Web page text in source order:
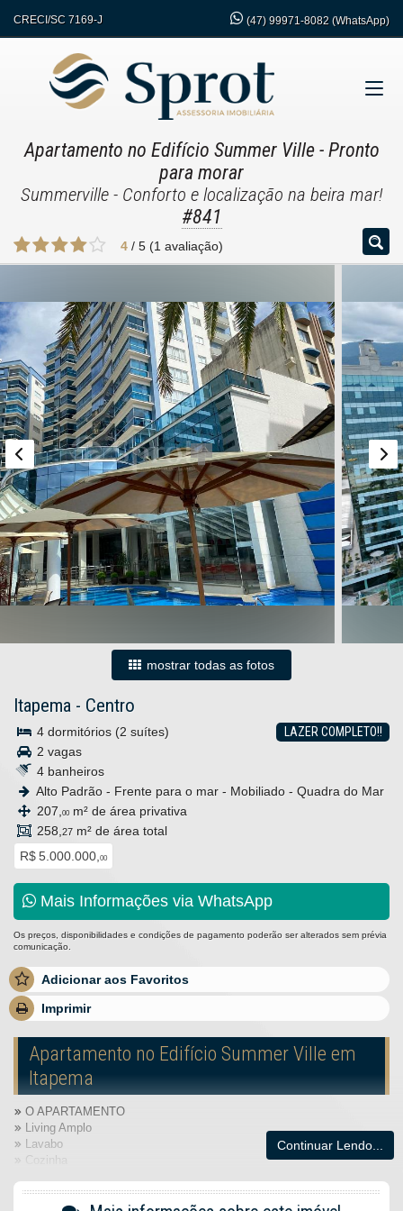
CRECI/SC 7169-J (47) 99971-8082 (WhatsApp)
Apartamento no Edifício Summer Ville- Pronto
para morar
Summerville - Conforto e localização na beira mar!
#841
4 / 5 (1 avaliação)
mostrar todas as fotos
Itapema - Centro
LAZER COMPLETO!!
4 dormitórios (2 suítes)
2 vagas
4 banheiros
Alto Padrão - Frente para o mar - Mobiliado - Quadra do Mar
207, 00 m² de área privativa
258, 27 m² de área total
R$ 5.000.000, 00
Mais Informações via WhatsApp
Os preços, disponibilidades e condições de pagamento poderão ser alterados sem prévia
comunicação.
Adicionar aos Favoritos
Imprimir
Apartamento no Edifício Summer Ville em
Itapema
O APARTAMENTO
Living Amplo
Lavabo
Cozinha
Área de Serviço
Continuar Lendo...